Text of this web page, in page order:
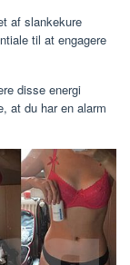
af slankekure
til at engagere
disse energi
at du har en alarm